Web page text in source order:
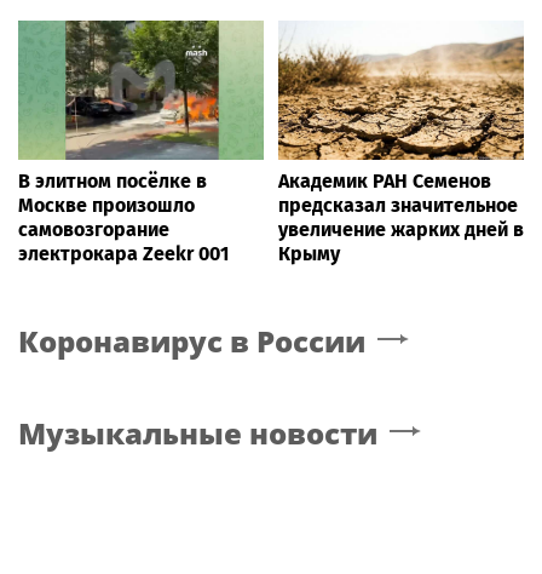
В элитном посёлке в
Москве произошло
самовозгорание
электрокара Zeekr 001
Академик РАН Семенов
предсказал значительное
увеличение жарких дней в
Крыму
Коронавирус в России
Музыкальные новости